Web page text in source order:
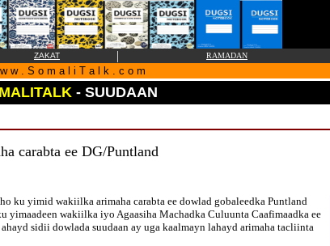
ZAKAT | RAMADAN
w . S o m a l i T a l k . c o m
- SUUDAAN
carabta ee DG/Puntland
ku yimid wakiilka arimaha carabta ee dowlad gobaleedka Puntland
yimaadeen wakiilka iyo Agaasiha Machadka Culuunta Caafimaadka ee
sidii dowlada suudaan ay uga kaalmayn lahayd arimaha tacliinta